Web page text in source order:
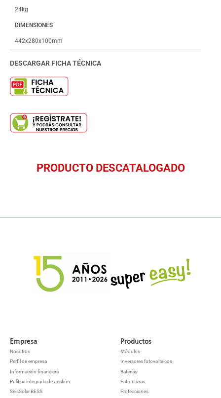
24kg
DIMENSIONES
442x280x100mm
DESCARGAR FICHA TÉCNICA
PRODUCTO DESCATALOGADO
Empresa
Nosotros
Perfil de empresa
Información financiera
Política integrada de gestión
SeisSolar BESS
Productos
Módulos
Inversores fotovoltaicos
Baterías
Estructuras
Protecciones